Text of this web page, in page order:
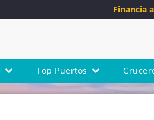
Financia
Top Puertos